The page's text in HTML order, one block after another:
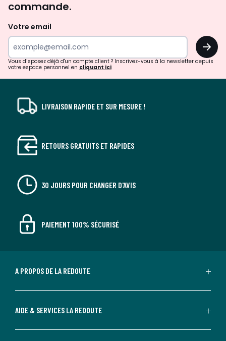
surprises?
commande.
Votre email
OK
Vous disposez déjà d'un compte client ? Inscrivez-vous à la newsletter depuis
votre espace personnel en cliquant ici
LIVRAISON RAPIDE ET SUR MESURE !
RETOURS GRATUITS ET RAPIDES
30 JOURS POUR CHANGER D'AVIS
PAIEMENT 100% SÉCURISÉ
A PROPOS DE LA REDOUTE
AIDE & SERVICES LA REDOUTE